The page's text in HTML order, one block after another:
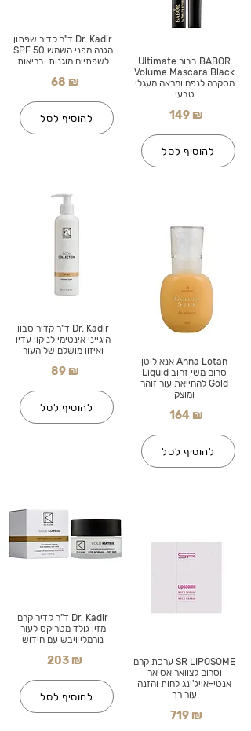
Dr. Kadir ד"ר קדיר שפתון
הגנה מפני השמש SPF 50
לשפתיים מוגנות ובריאות
68 ₪
להוסיף לסל
Dr. Kadir ד"ר קדיר סבון
היגייני אינטימי לניקוי עדין
ואיזון מושלם של העור
89 ₪
להוסיף לסל
Dr. Kadir ד"ר קדיר קרם
מזין גולד מטריקס לעור
נורמלי ויבש עם חידוש
203 ₪
להוסיף לסל
BABOR בבור Ultimate
Volume Mascara Black
מסקרה לנפח ומראה מעגלי
טבעי
149 ₪
להוסיף לסל
Anna Lotan אנא לוטן
סרום משי זהוב Liquid
Gold להחייאת עור זוהר
ומוצק
164 ₪
להוסיף לסל
SR LIPOSOME ערכת קרם
וסרום לצוואר אס אר
אנטי-אייג'ינג לחות והזנה
עור רך
719 ₪